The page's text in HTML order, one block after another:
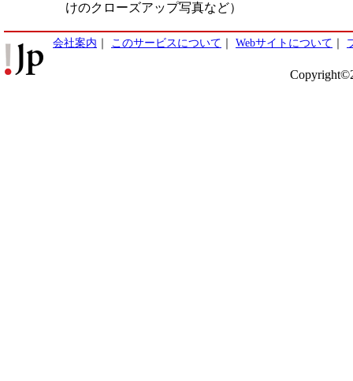
けのクローズアップ写真など）
会社案内 このサービスについて Webサイトについて